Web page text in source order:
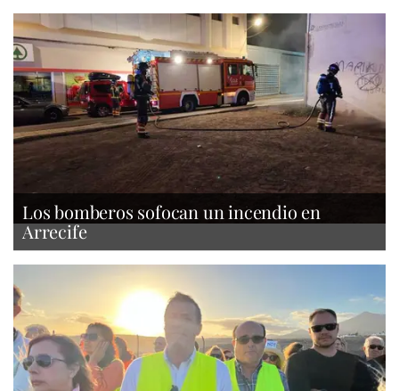
Los bomberos sofocan un incendio en
Arrecife